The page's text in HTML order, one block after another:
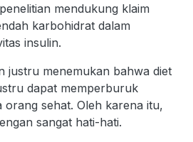
mendukung klaim
karbohidrat dalam
insulin.
justru menemukan bahwa diet
dapat memperburuk
orang sehat. Oleh karena itu,
sangat hati-hati.